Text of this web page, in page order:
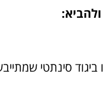
ביגוד סינתטי